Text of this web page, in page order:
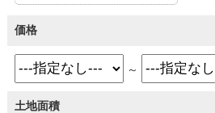
価格
～
土地面積